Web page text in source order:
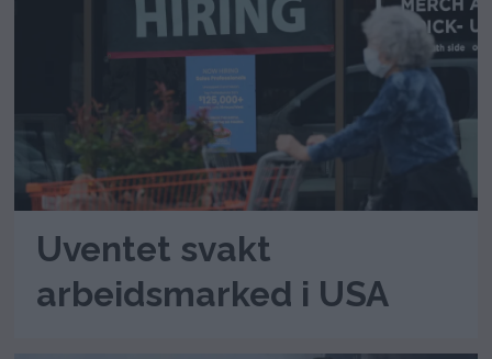
Uventet svakt
arbeidsmarked i USA